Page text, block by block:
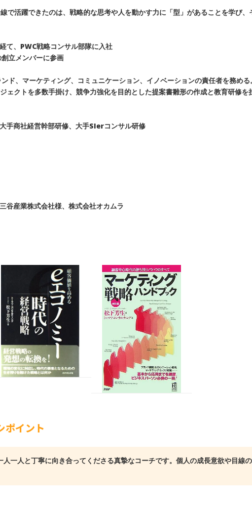
で活躍できたのは、戦略的な思考や人を動かす力に「型」があることを学び
て、PWC戦略コンサル部隊に入社
立メンバーに参画
ド、マーケティング、コミュニケーション、イノベーションの責任者を務める
ェクトを多数手掛け、競争力強化を目的とした提案書雛形の作成と教育研修を
手商社経営幹部研修、大手SIerコンサル研修
谷産業株式会社様、株式会社オカムラ
ポイント
一人と丁寧に向き合ってくださる真摯なコーチです。個人の成長意欲や目線